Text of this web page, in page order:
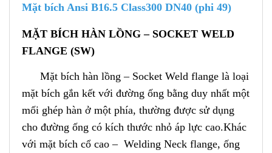
Mặt bích Ansi B16.5 Class300 DN40 (phi 49)
MẶT BÍCH HÀN LỒNG – SOCKET WELD
FLANGE (SW)
Mặt bích hàn lồng – Socket Weld flange là loại
mặt bích gắn kết với đường ống bằng duy nhất một
mối ghép hàn ở một phía, thường được sử dụng
cho đường ống có kích thước nhỏ áp lực cao.Khác
với mặt bích cổ cao – Welding Neck flange, ống